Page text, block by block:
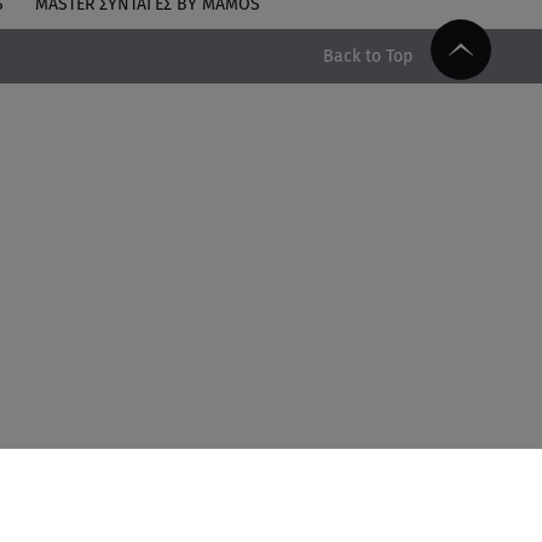
MASTER ΣΥΝΤΑΓΈΣ BY MAMOS
Back to Top